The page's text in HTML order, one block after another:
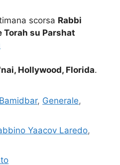
scorsa Rabbi
Torah su Parshat
Hollywood, Florida.
, Generale,
Yaacov Laredo,